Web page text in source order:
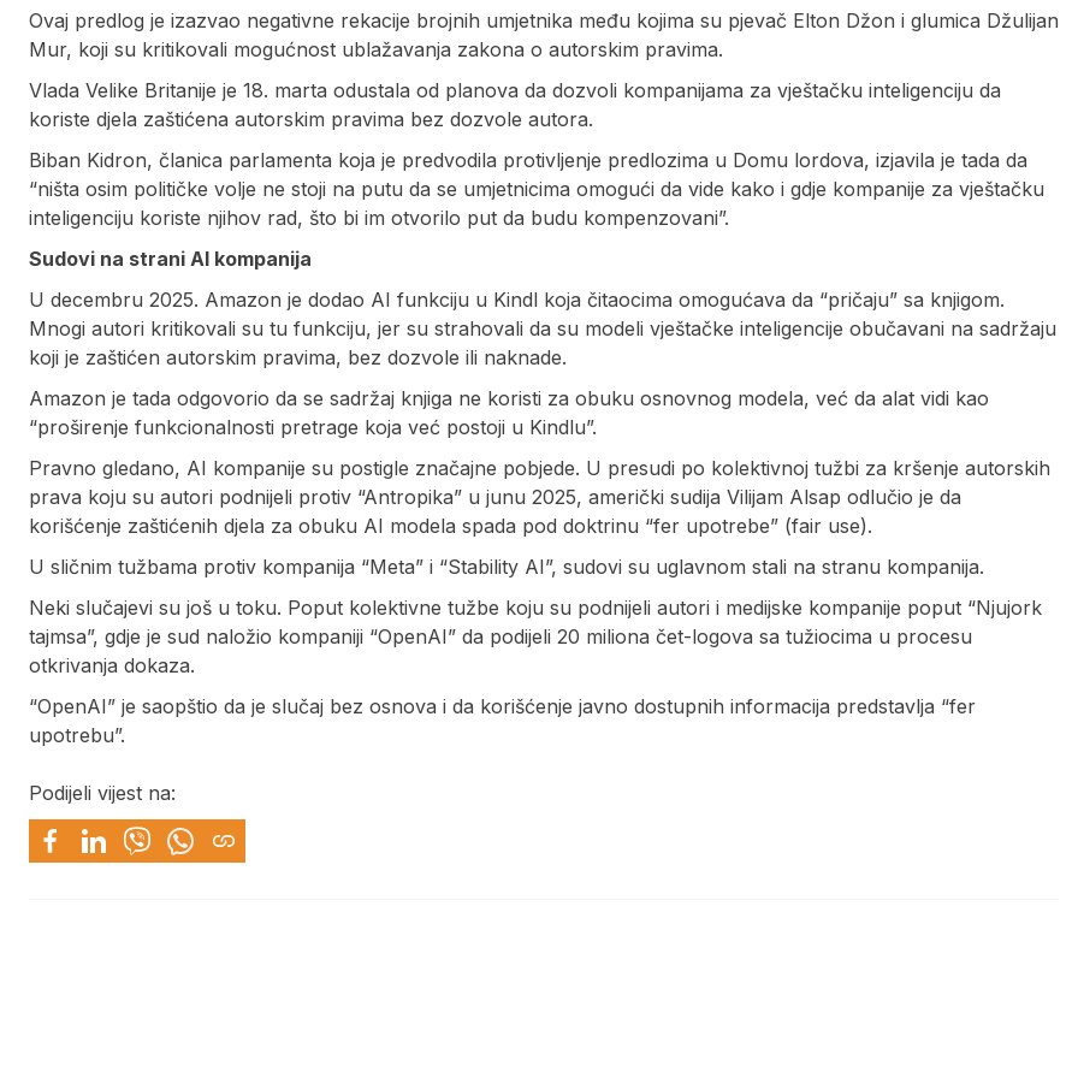
Ovaj predlog je izazvao negativne rekacije brojnih umjetnika među kojima su pjevač Elton Džon i glumica Džulijan
Mur, koji su kritikovali mogućnost ublažavanja zakona o autorskim pravima.
Vlada Velike Britanije je 18. marta odustala od planova da dozvoli kompanijama za vještačku inteligenciju da
koriste djela zaštićena autorskim pravima bez dozvole autora.
Biban Kidron, članica parlamenta koja je predvodila protivljenje predlozima u Domu lordova, izjavila je tada da
“ništa osim političke volje ne stoji na putu da se umjetnicima omogući da vide kako i gdje kompanije za vještačku
inteligenciju koriste njihov rad, što bi im otvorilo put da budu kompenzovani”.
Sudovi na strani AI kompanija
U decembru 2025. Amazon je dodao AI funkciju u Kindl koja čitaocima omogućava da “pričaju” sa knjigom.
Mnogi autori kritikovali su tu funkciju, jer su strahovali da su modeli vještačke inteligencije obučavani na sadržaju
koji je zaštićen autorskim pravima, bez dozvole ili naknade.
Amazon je tada odgovorio da se sadržaj knjiga ne koristi za obuku osnovnog modela, već da alat vidi kao
“proširenje funkcionalnosti pretrage koja već postoji u Kindlu”.
Pravno gledano, AI kompanije su postigle značajne pobjede. U presudi po kolektivnoj tužbi za kršenje autorskih
prava koju su autori podnijeli protiv “Antropika” u junu 2025, američki sudija Vilijam Alsap odlučio je da
korišćenje zaštićenih djela za obuku AI modela spada pod doktrinu “fer upotrebe” (fair use).
U sličnim tužbama protiv kompanija “Meta” i “Stability AI”, sudovi su uglavnom stali na stranu kompanija.
Neki slučajevi su još u toku. Poput kolektivne tužbe koju su podnijeli autori i medijske kompanije poput “Njujork
tajmsa”, gdje je sud naložio kompaniji “OpenAI” da podijeli 20 miliona čet-logova sa tužiocima u procesu
otkrivanja dokaza.
“OpenAI” je saopštio da je slučaj bez osnova i da korišćenje javno dostupnih informacija predstavlja “fer
upotrebu”.
Podijeli vijest na: